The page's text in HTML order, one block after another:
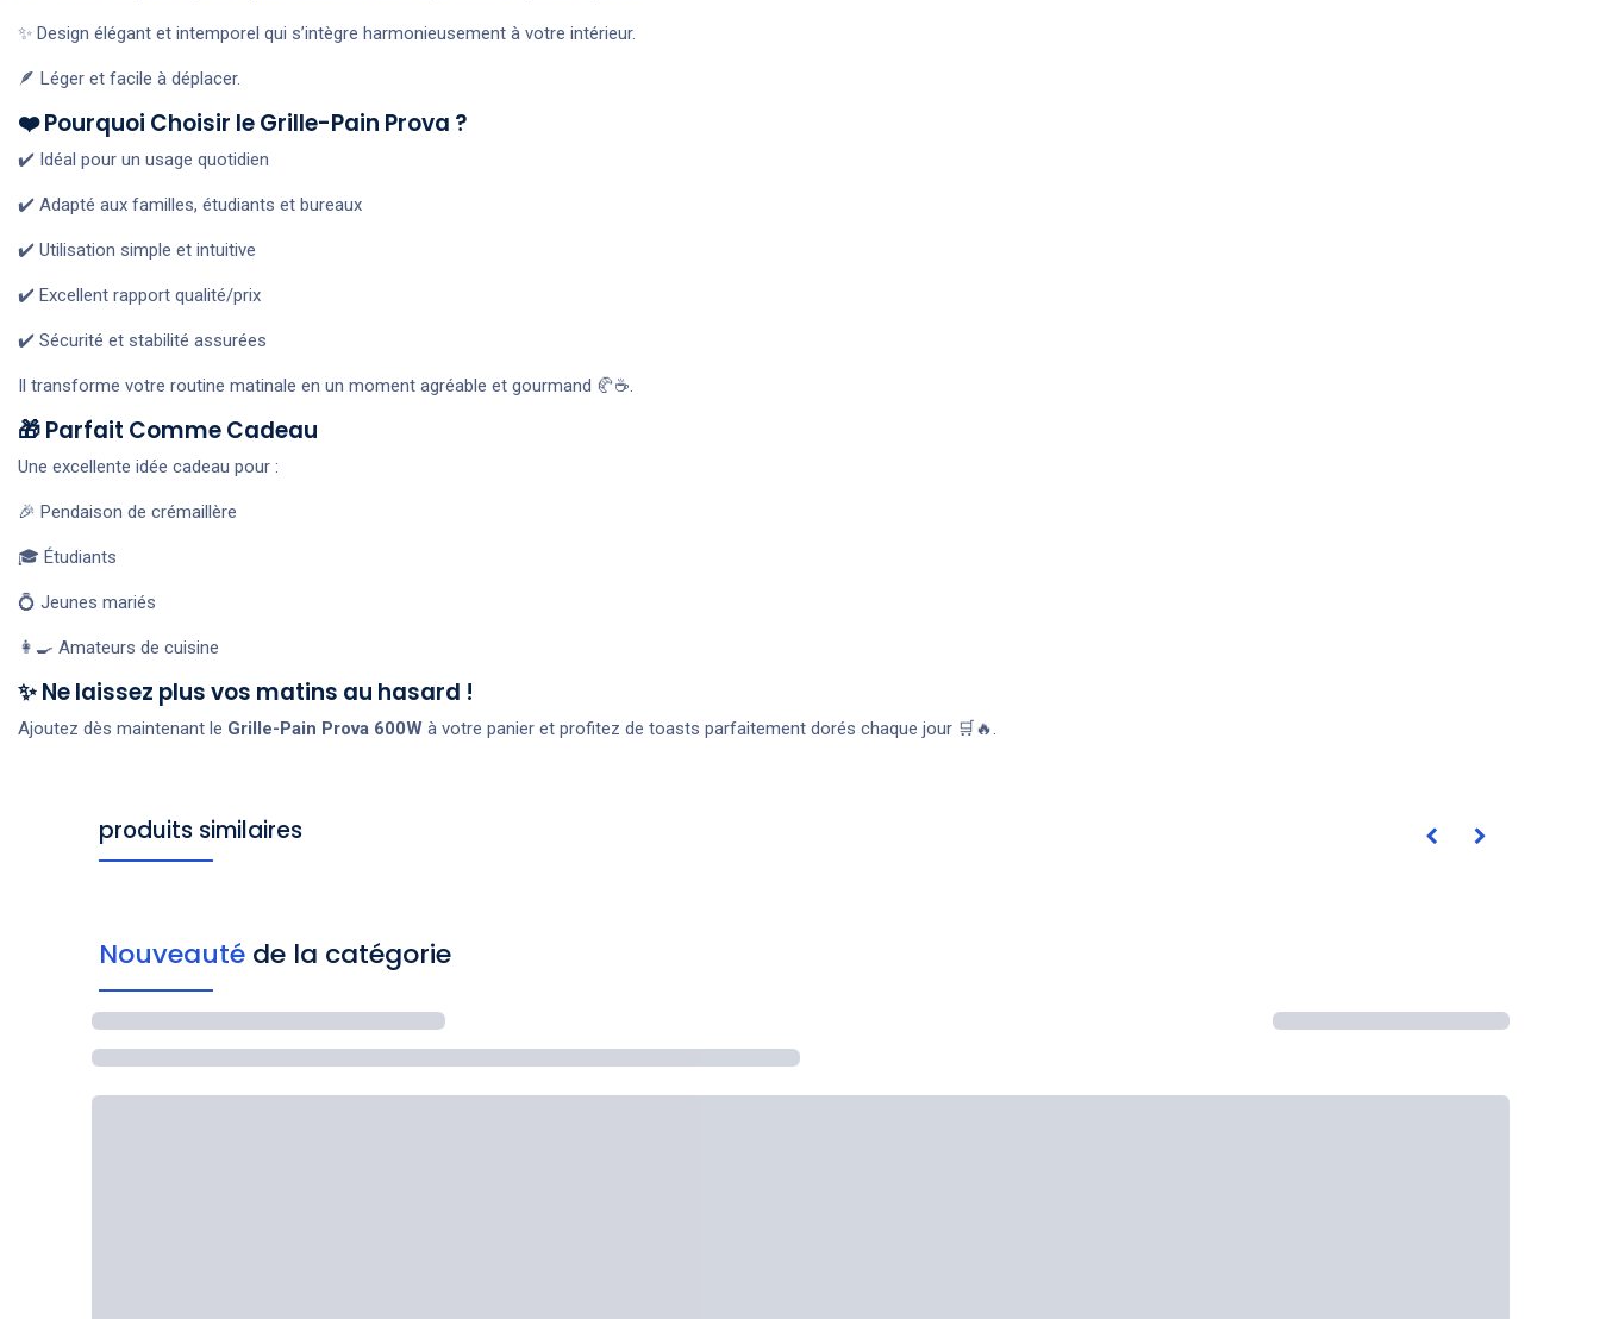
✨ Design élégant et intemporel qui s’intègre harmonieusement à votre intérieur.
🪶 Léger et facile à déplacer.
❤️ Pourquoi Choisir le Grille-Pain Prova ?
✔️ Idéal pour un usage quotidien
✔️ Adapté aux familles, étudiants et bureaux
✔️ Utilisation simple et intuitive
✔️ Excellent rapport qualité/prix
✔️ Sécurité et stabilité assurées
Il transforme votre routine matinale en un moment agréable et gourmand 🥐☕.
🎁 Parfait Comme Cadeau
Une excellente idée cadeau pour :
🎉 Pendaison de crémaillère
🎓 Étudiants
💍 Jeunes mariés
👩‍🍳 Amateurs de cuisine
✨ Ne laissez plus vos matins au hasard !
Ajoutez dès maintenant le Grille-Pain Prova 600W à votre panier et profitez de toasts parfaitement dorés chaque jour 🛒🔥.
produits similaires
Nouveauté de la catégorie